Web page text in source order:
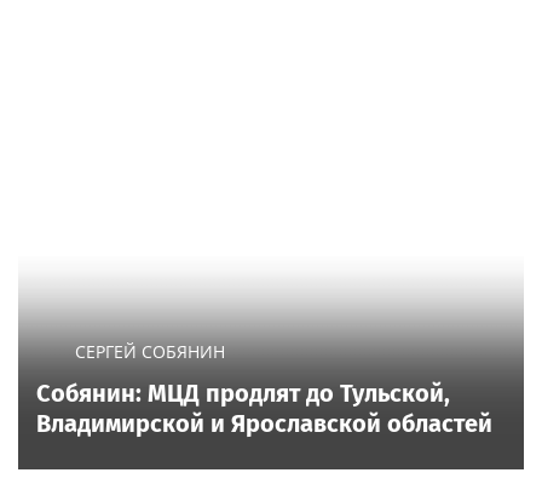
СЕРГЕЙ СОБЯНИН
Собянин: МЦД продлят до Тульской,
Владимирской и Ярославской областей